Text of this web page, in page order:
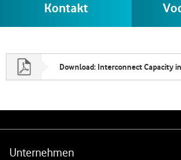
Kontakt
Download: Interconnect Capacity
Unternehmen